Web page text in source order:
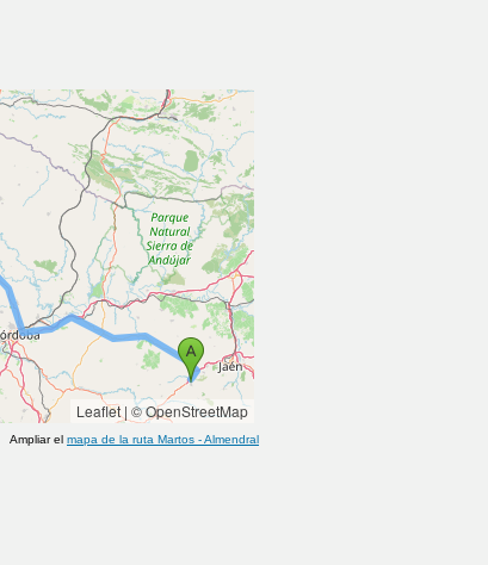
Leaflet| © OpenStreetMap
Ampliar el mapa de la ruta Martos -Almendral